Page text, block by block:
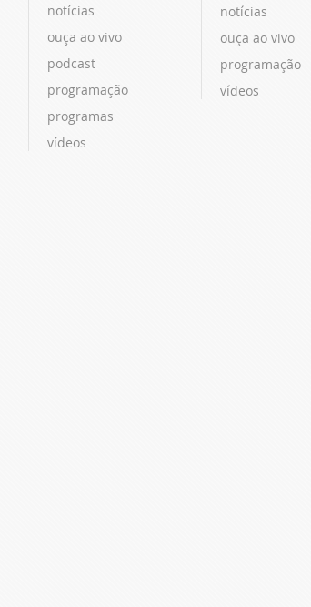
notícias
ouça ao vivo
podcast
programação
programas
vídeos
notícias
ouça ao vivo
programação
vídeos